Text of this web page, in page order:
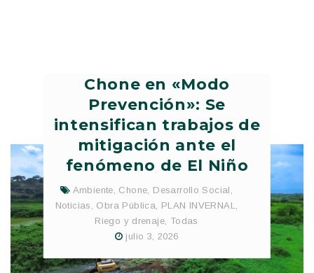
Chone en «Modo
Prevención»: Se
intensifican trabajos de
mitigación ante el
fenómeno de El Niño
Ambiente Chone Desarrollo Social
Noticias
Obra Pública PLAN INVERNAL
Riego y drenaje Todas
julio 3, 2026